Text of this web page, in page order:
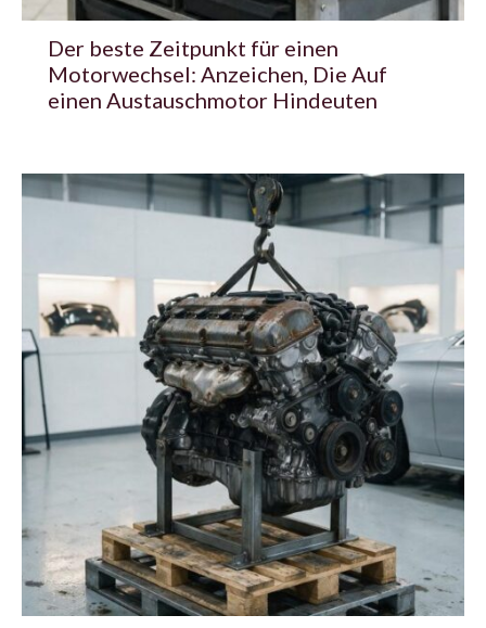
Der beste Zeitpunkt für einen
Motorwechsel: Anzeichen, Die Auf
einen Austauschmotor Hindeuten